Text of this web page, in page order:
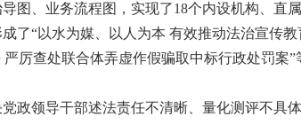
图、业务流程图，实现了18个内设机构、直
了“以水为媒、以人为本 有效推动法治宣传
厉查处联合体弄虚作假骗取中标行政处罚案
领导干部述法责任不清晰、量化测评不具